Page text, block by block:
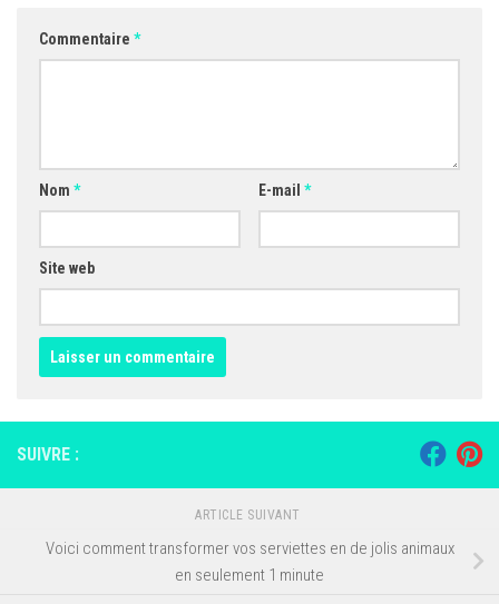
Commentaire *
Nom * E-mail *
Site web
SUIVRE :
ARTICLE SUIVANT
Voici comment transformer vos serviettes en de jolis animaux
en seulement 1 minute